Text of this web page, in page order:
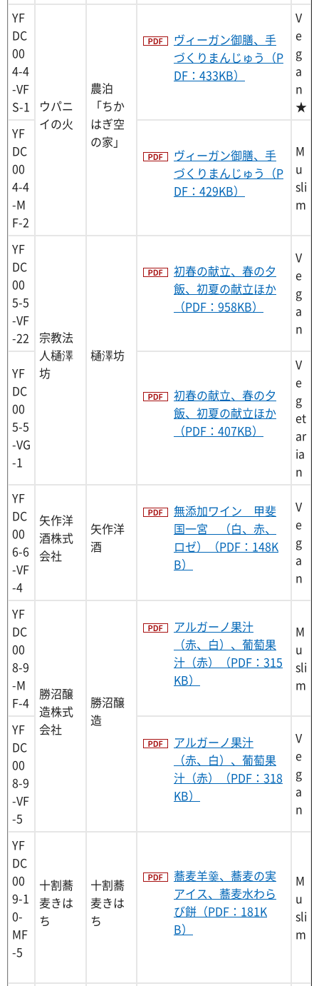
YF
DC
00
4-4
-VF
S-1
ウパニ
イの火
農泊
「ちか
はぎ空
の家」
ヴィーガン御膳、手
づくりまんじゅう（P
DF：433KB）
V
e
g
a
n
★
YF
DC
00
4-4
-M
F-2
ヴィーガン御膳、手
づくりまんじゅう（P
DF：429KB）
M
u
sli
m
YF
DC
00
5-5
-VF
-22
宗教法
人樋澤
坊
樋澤坊
初春の献立、春の夕
飯、初夏の献立ほか
（PDF：958KB）
V
e
g
a
n
YF
DC
00
5-5
-VG
-1
初春の献立、春の夕
飯、初夏の献立ほか
（PDF：407KB）
V
e
g
et
ar
ia
n
YF
DC
00
6-6
-VF
-4
矢作洋
酒株式
会社
矢作洋
酒
無添加ワイン 甲斐
国一宮 （白、赤、
ロゼ）（PDF：148K
B）
V
e
g
a
n
YF
DC
00
8-9
-M
F-4
勝沼醸
造株式
会社
勝沼醸
造
アルガーノ果汁
（赤、白）、葡萄果
汁（赤）（PDF：315
KB）
M
u
sli
m
YF
DC
00
8-9
-VF
-5
アルガーノ果汁
（赤、白）、葡萄果
汁（赤）（PDF：318
KB）
V
e
g
a
n
YF
DC
00
9-1
0-
MF
-5
十割蕎
麦きは
ち
十割蕎
麦きは
ち
蕎麦羊羹、蕎麦の実
アイス、蕎麦水わら
び餅（PDF：181K
B）
M
u
sli
m